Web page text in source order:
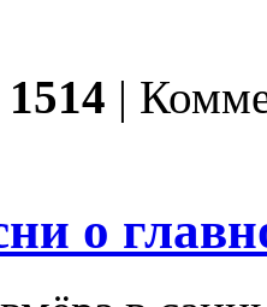
1514 |
о